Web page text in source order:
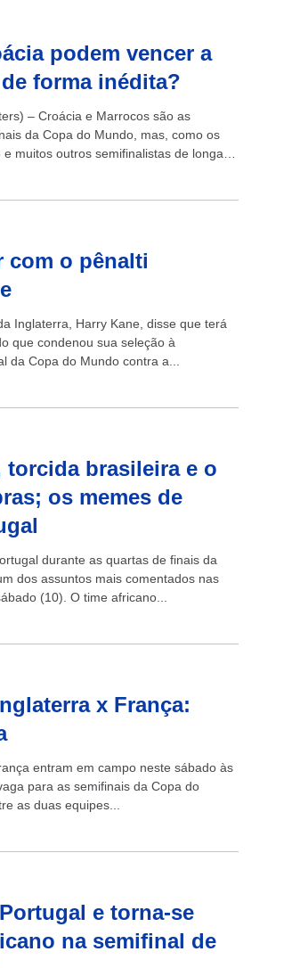
podem vencer a
forma inédita?
– Croácia e Marrocos são as
da Copa do Mundo, mas, como os
muitos outros semifinalistas de longa
com o pênalti
Inglaterra, Harry Kane, disse que terá
que condenou sua seleção à
da Copa do Mundo contra a...
torcida brasileira e o
os memes de
durante as quartas de finais da
dos assuntos mais comentados nas
(10). O time africano...
x França:
entram em campo neste sábado às
para as semifinais da Copa do
as duas equipes...
e torna-se
na semifinal de